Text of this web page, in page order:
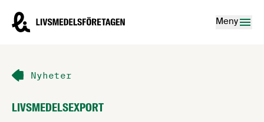
Livsmedelsföretagen – till startsidan
Meny
Nyheter
LIVSMEDELSEXPORT